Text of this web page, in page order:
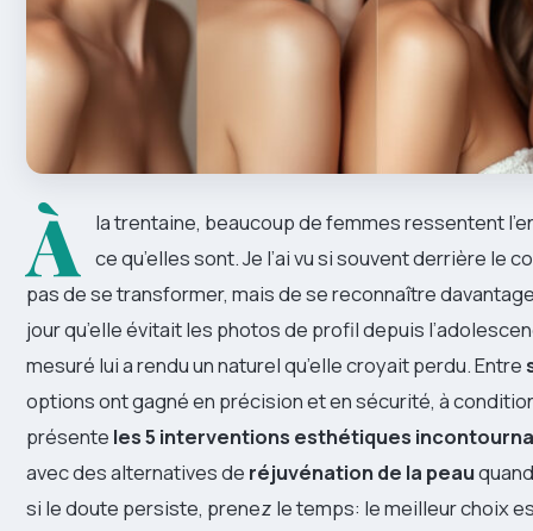
À la trentaine, beaucoup de femmes ressentent
ce qu’elles sont. Je l’ai vu si souvent derrière le
pas de se transformer, mais de se reconnaître
jour qu’elle évitait les photos de profil depuis
mesuré lui a rendu un naturel qu’elle croyait perdu. Entre
options ont gagné en précision et en sécurité, à
présente les 5 interventions esthétiques
avec des alternatives de réjuvénation de la peau
si le doute persiste, prenez le temps: le meilleur choix